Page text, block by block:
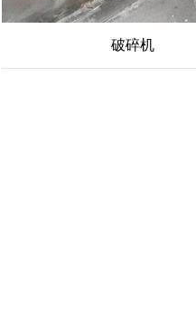
破碎机